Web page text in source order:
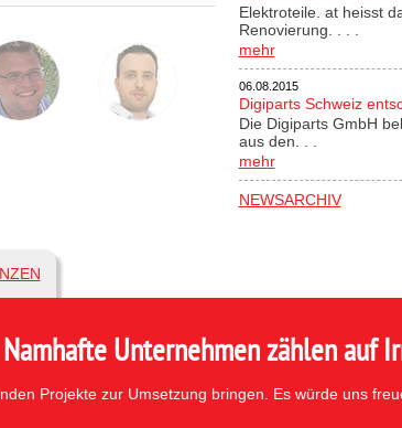
Elektroteile. at heisst
Renovierung. . . .
mehr
06.08.2015
Digiparts Schweiz
Die Digiparts GmbH
aus den. . .
mehr
NEWSARCHIV
Namhafte Unternehmen zählen auf
Projekte zur Umsetzung bringen. Es würde uns